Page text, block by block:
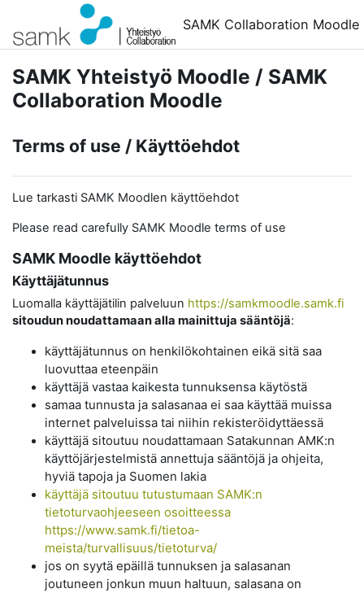
Siirry pääsisältöön
SAMK Collaboration Moodle
SAMK Yhteistyö Moodle / SAMK
Collaboration Moodle
Terms of use / Käyttöehdot
Lue tarkasti SAMK Moodlen käyttöehdot
Please read carefully SAMK Moodle terms of use
SAMK Moodle käyttöehdot
Käyttäjätunnus
Luomalla käyttäjätilin palveluun https://samkmoodle.samk.fi
sitoudun noudattamaan alla mainittuja sääntöjä:
käyttäjätunnus on henkilökohtainen eikä sitä saa
luovuttaa eteenpäin
käyttäjä vastaa kaikesta tunnuksensa käytöstä
samaa tunnusta ja salasanaa ei saa käyttää muissa
internet palveluissa tai niihin rekisteröidyttäessä
käyttäjä sitoutuu noudattamaan Satakunnan AMK:n
käyttöjärjestelmistä annettuja sääntöjä ja ohjeita,
hyviä tapoja ja Suomen lakia
käyttäjä sitoutuu tutustumaan SAMK:n
tietoturvaohjeeseen osoitteessa
https://www.samk.fi/tietoa-
meista/turvallisuus/tietoturva/
jos on syytä epäillä tunnuksen ja salasanan
joutuneen jonkun muun haltuun, salasana on